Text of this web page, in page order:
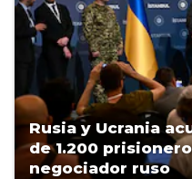
Rusia y Ucrania
de 1.200
negociador ruso